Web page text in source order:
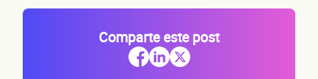
Comparte este post